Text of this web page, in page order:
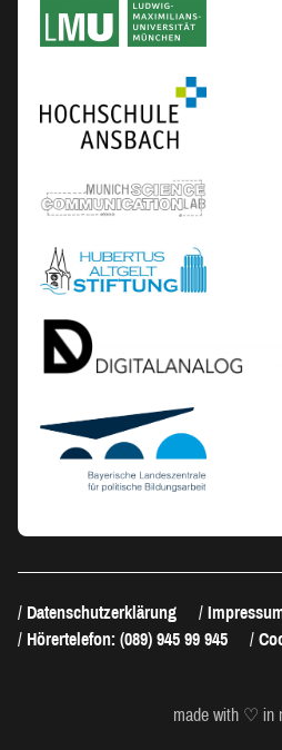
Datenschutzerklärung
Hörertelefon: (089) 945 99 945
made with ♡ in